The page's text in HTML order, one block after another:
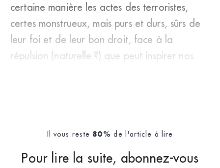
certaine manière les actes des terroristes,
certes monstrueux, mais purs et durs, sûrs de
leur foi et de leur bon droit, face à la
répulsion (naturelle ?) que peut inspirer nos
Il vous reste 80% de l'article à lire
Pour lire la suite, abonnez-vous